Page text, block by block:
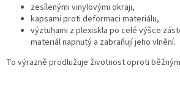
zesílenými vinylovými okraji,
kapsami proti deformaci materiálu,
výztuhami z plexiskla po celé výšce
materiál napnutý a zabraňují jeho vlnění.
To výrazně prodlužuje životnost oproti